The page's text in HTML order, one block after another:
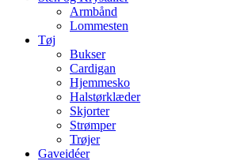
Armbånd
Lommesten
Tøj
Bukser
Cardigan
Hjemmesko
Halstørklæder
Skjorter
Strømper
Trøjer
Gaveidéer